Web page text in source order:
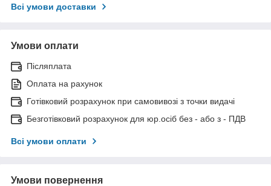
Всі умови доставки
Умови оплати
Післяплата
Оплата на рахунок
Готівковий розрахунок при самовивозі з точки видачі
Безготівковий розрахунок для юр.осіб без - або з - ПДВ
Всі умови оплати
Умови повернення